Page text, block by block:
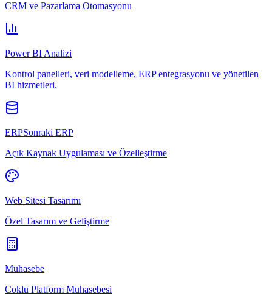
CRM ve Pazarlama Otomasyonu
Power BI Analizi
Kontrol panelleri, veri modelleme, ERP entegrasyonu ve yönetilen
BI hizmetleri.
ERPSonraki ERP
Açık Kaynak Uygulaması ve Özelleştirme
Web Sitesi Tasarımı
Özel Tasarım ve Geliştirme
Muhasebe
Coklu Platform Muhasebesi